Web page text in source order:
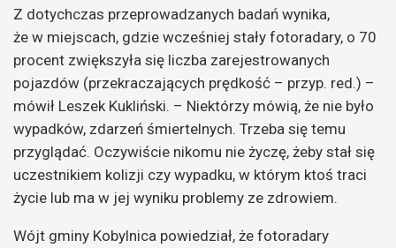
Z dotychczas przeprowadzanych badań wynika,
że w miejscach, gdzie wcześniej stały fotoradary, o 70
procent zwiększyła się liczba zarejestrowanych
pojazdów (przekraczających prędkość – przyp. red.) –
mówił Leszek Kukliński. – Niektórzy mówią, że nie było
wypadków, zdarzeń śmiertelnych. Trzeba się temu
przyglądać. Oczywiście nikomu nie życzę, żeby stał się
uczestnikiem kolizji czy wypadku, w którym ktoś traci
życie lub ma w jej wyniku problemy ze zdrowiem.
Wójt gminy Kobylnica powiedział, że fotoradary